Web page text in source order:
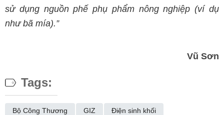
sử dụng nguồn phế phụ phẩm nông nghiệp (ví dụ
như bã mía).”
Vũ Sơn
Tags:
Bộ Công Thương GIZ Điện sinh khối